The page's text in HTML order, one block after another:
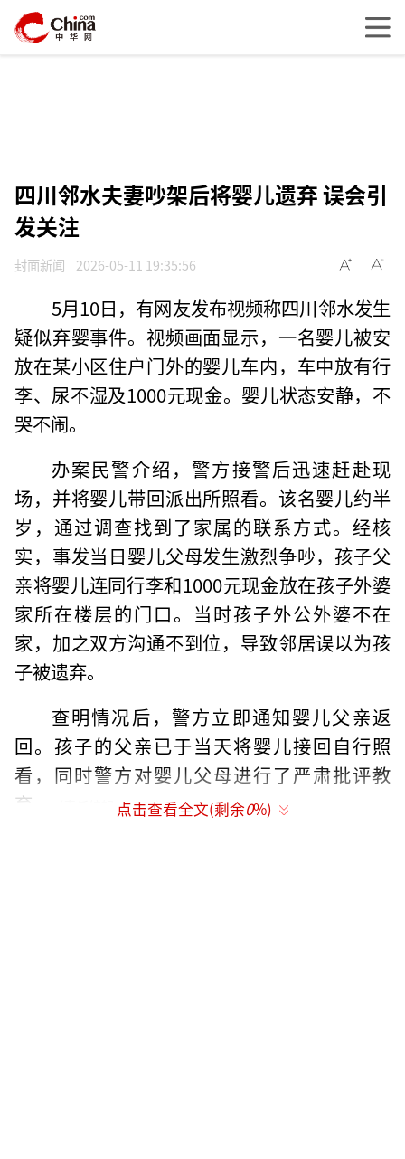
四川邻水夫妻吵架后将婴儿遗弃 误会引
发关注
封面新闻 2026-05-11 19:35:56
5月10日，有网友发布视频称四川邻水发生
疑似弃婴事件。视频画面显示，一名婴儿被安
放在某小区住户门外的婴儿车内，车中放有行
李、尿不湿及1000元现金。婴儿状态安静，不
哭不闹。
办案民警介绍，警方接警后迅速赶赴现
场，并将婴儿带回派出所照看。该名婴儿约半
岁，通过调查找到了家属的联系方式。经核
实，事发当日婴儿父母发生激烈争吵，孩子父
亲将婴儿连同行李和1000元现金放在孩子外婆
家所在楼层的门口。当时孩子外公外婆不在
家，加之双方沟通不到位，导致邻居误以为孩
子被遗弃。
查明情况后，警方立即通知婴儿父亲返
回。孩子的父亲已于当天将婴儿接回自行照
看，同时警方对婴儿父母进行了严肃批评教
育。
（责任编辑：0764）点击查看全文(剩余0%)